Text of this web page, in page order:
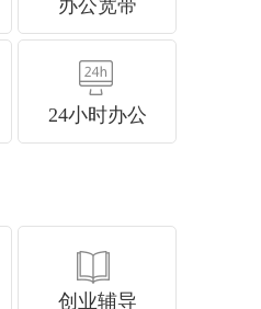
办公宽带
24小时办公
创业辅导